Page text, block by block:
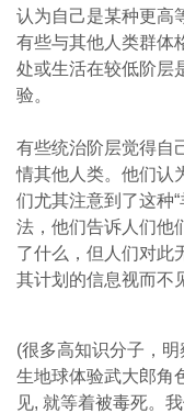
认为自己是某种更高
有些与其他人类群体
处或生活在较低阶层
验。
有些统治阶层觉得自
情其他人类。他们认
们尤其注意到了这种
法，他们告诉人们他
了什么，但人们对此
其计划的信息视而不
(很多高知识分子，
生地球体验武大郎角
见, 就等着被毒死。